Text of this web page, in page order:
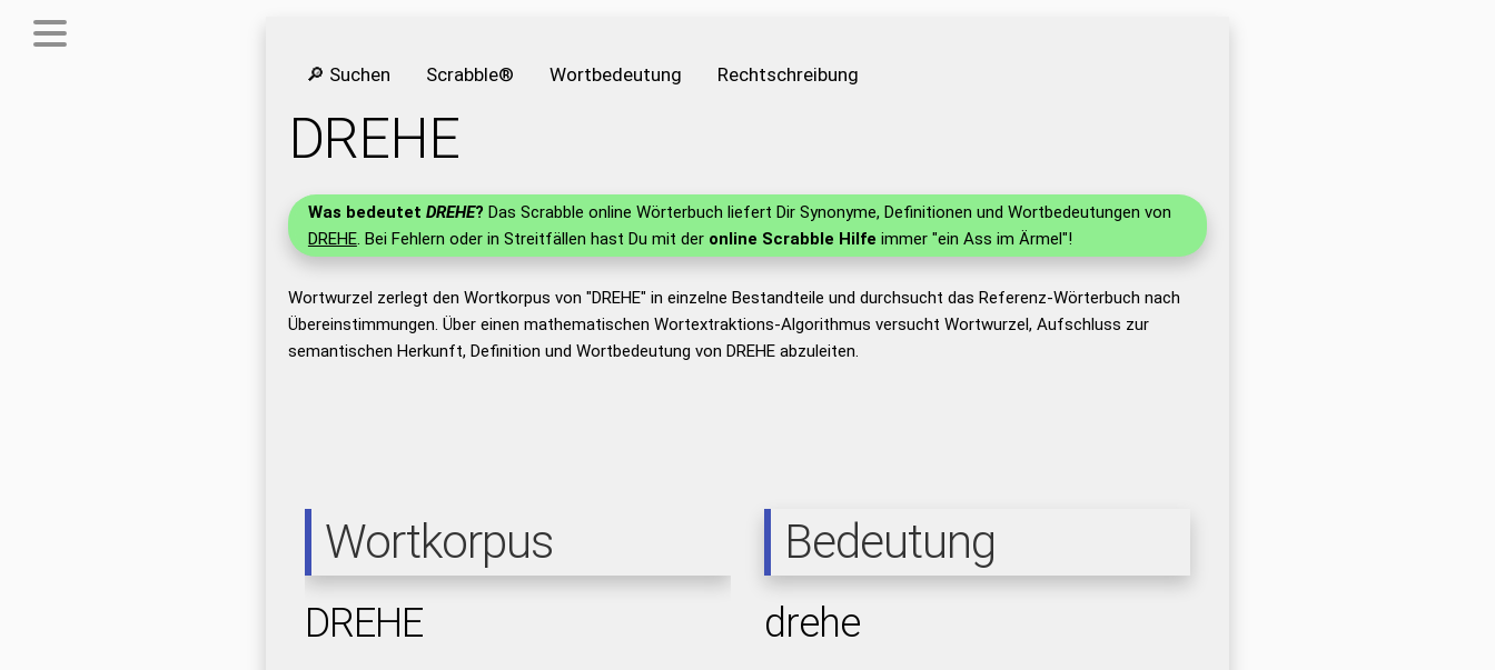
🔎 Suchen Scrabble® Wortbedeutung Rechtschreibung
DREHE
Was bedeutet DREHE? Das Scrabble online Wörterbuch liefert Dir Synonyme, Definitionen und Wortbedeutungen von
DREHE. Bei Fehlern oder in Streitfällen hast Du mit der online Scrabble Hilfe immer "ein Ass im Ärmel"!
Wortwurzel zerlegt den Wortkorpus von "DREHE" in einzelne Bestandteile und durchsucht das Referenz-Wörterbuch nach
Übereinstimmungen. Über einen mathematischen Wortextraktions-Algorithmus versucht Wortwurzel, Aufschluss zur
semantischen Herkunft, Definition und Wortbedeutung von DREHE abzuleiten.
Wortkorpus
DREHE
Bedeutung
drehe